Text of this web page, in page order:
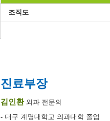
조직도
진료부장
김인환외과 전문의
- 대구 계명대학교 의과대학 졸업